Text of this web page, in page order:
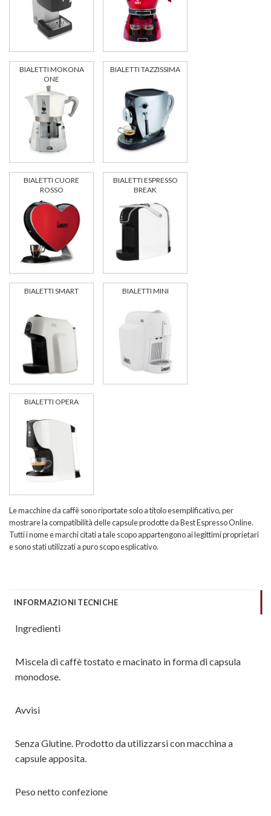
BIALETTI MOKONA
ONE
BIALETTI TAZZISSIMA
BIALETTI CUORE
ROSSO
BIALETTI ESPRESSO
BREAK
BIALETTI SMART BIALETTI MINI
BIALETTI OPERA
Le macchine da caffè sono riportate solo a titolo esemplificativo, per
mostrare la compatibilità delle capsule prodotte da Best Espresso Online.
Tutti i nome e marchi citati a tale scopo appartengono ai legittimi proprietari
e sono stati utilizzati a puro scopo esplicativo.
INFORMAZIONI TECNICHE
Ingredienti
Miscela di caffè tostato e macinato in forma di capsula
monodose.
Avvisi
Senza Glutine. Prodotto da utilizzarsi con macchina a
capsule apposita.
Peso netto confezione